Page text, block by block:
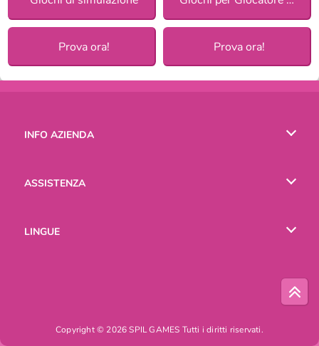
Prova ora! Prova ora!
INFO AZIENDA
ASSISTENZA
LINGUE
Copyright © 2026 SPIL GAMES Tutti i diritti riservati.